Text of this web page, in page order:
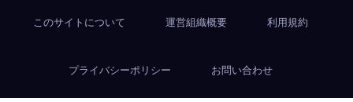
このサイトについて 運営組織概要 利用規約
プライバシーポリシー お問い合わせ